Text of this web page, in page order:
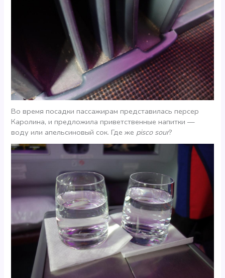
Во время посадки пассажирам представилась персер
Каролина, и предложила приветственные напитки —
воду или апельсиновый сок. Где же pisco sour?